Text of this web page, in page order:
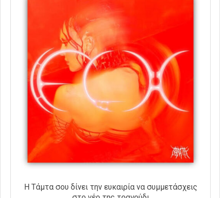
Η Τάμτα σου δίνει την ευκαιρία να συμμετάσχεις